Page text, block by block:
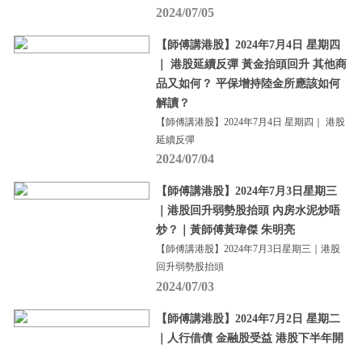
2024/07/05
【師傅講港股】2024年7月4日 星期四
｜ 港股延續反彈 黃金抬頭回升 其他商
品又如何？ 平保增持陸金所應該如何
解讀？
【師傅講港股】2024年7月4日 星期四｜ 港股
延續反彈
2024/07/04
【師傅講港股】2024年7月3日星期三
｜港股回升弱勢股抬頭 內房水泥炒唔
炒？｜黃師傅黃瑋傑 朱明亮
【師傅講港股】2024年7月3日星期三｜港股
回升弱勢股抬頭
2024/07/03
【師傅講港股】2024年7月2日 星期二
｜人行借債 金融股受益 港股下半年開